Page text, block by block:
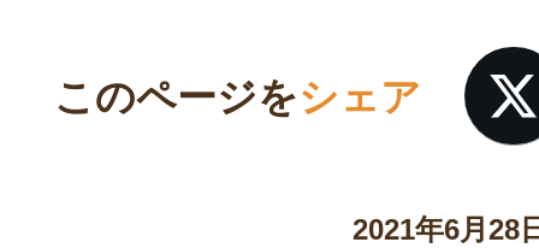
このページをシェア
2021年6月28